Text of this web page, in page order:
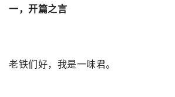
一，开篇之言
老铁们好，我是一味君。